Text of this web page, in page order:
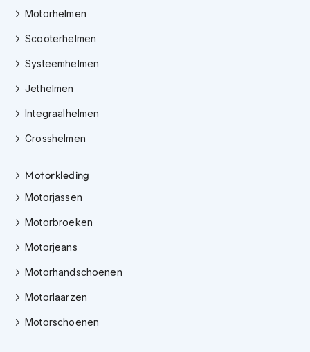
m
e
n
e
m
o
h
e
m
n
K
n
Motorhelmen
Scooterhelmen
Systeemhelmen
Jethelmen
Integraalhelmen
Crosshelmen
Motorkleding
Motorjassen
Motorbroeken
Motorjeans
Motorhandschoenen
Motorlaarzen
Motorschoenen